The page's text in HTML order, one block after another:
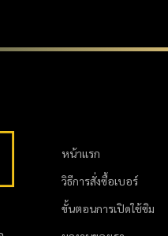
หน้าแรก
วิธีการสั่งซื้อเบอร์
ขั้นตอนการเปิดใช้ซิม